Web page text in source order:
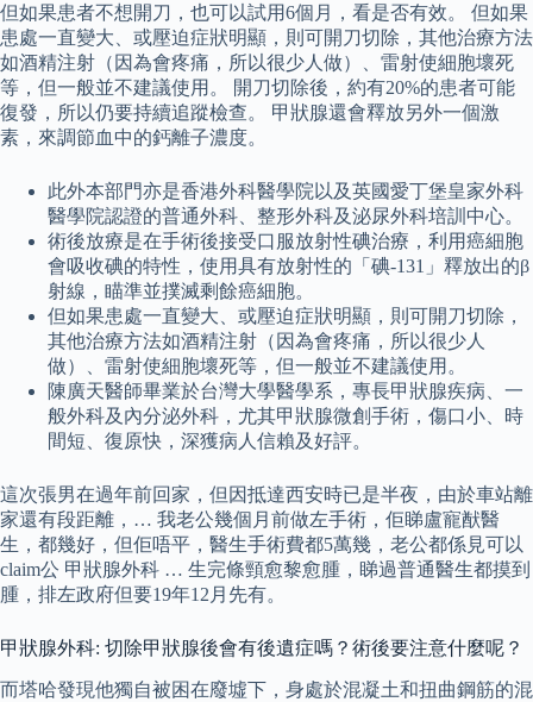
但如果患者不想開刀，也可以試用6個月，看是否有效。 但如果
患處一直變大、或壓迫症狀明顯，則可開刀切除，其他治療方法
如酒精注射（因為會疼痛，所以很少人做）、雷射使細胞壞死
等，但一般並不建議使用。 開刀切除後，約有20%的患者可能
復發，所以仍要持續追蹤檢查。 甲狀腺還會釋放另外一個激
素，來調節血中的鈣離子濃度。
此外本部門亦是香港外科醫學院以及英國愛丁堡皇家外科
醫學院認證的普通外科、整形外科及泌尿外科培訓中心。
術後放療是在手術後接受口服放射性碘治療，利用癌細胞
會吸收碘的特性，使用具有放射性的「碘-131」釋放出的β
射線，瞄準並撲滅剩餘癌細胞。
但如果患處一直變大、或壓迫症狀明顯，則可開刀切除，
其他治療方法如酒精注射（因為會疼痛，所以很少人
做）、雷射使細胞壞死等，但一般並不建議使用。
陳廣天醫師畢業於台灣大學醫學系，專長甲狀腺疾病、一
般外科及內分泌外科，尤其甲狀腺微創手術，傷口小、時
間短、復原快，深獲病人信賴及好評。
這次張男在過年前回家，但因抵達西安時已是半夜，由於車站離
家還有段距離，… 我老公幾個月前做左手術，佢睇盧寵猷醫
生，都幾好，但佢唔平，醫生手術費都5萬幾，老公都係見可以
claim公 甲狀腺外科 … 生完條頸愈黎愈腫，睇過普通醫生都摸到
腫，排左政府但要19年12月先有。
甲狀腺外科: 切除甲狀腺後會有後遺症嗎？術後要注意什麼呢？
而塔哈發現他獨自被困在廢墟下，身處於混凝土和扭曲鋼筋的混